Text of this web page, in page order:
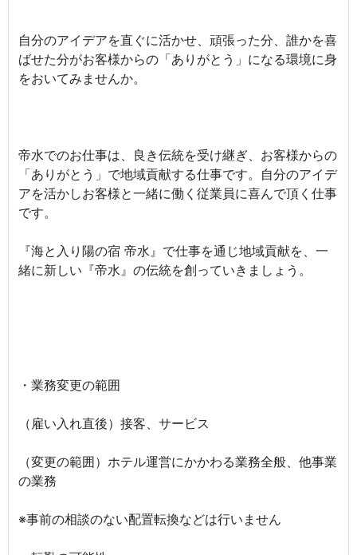
自分のアイデアを直ぐに活かせ、頑張った分、誰かを喜
ばせた分がお客様からの「ありがとう」になる環境に身
をおいてみませんか。
帝水でのお仕事は、良き伝統を受け継ぎ、お客様からの
「ありがとう」で地域貢献する仕事です。自分のアイデ
アを活かしお客様と一緒に働く従業員に喜んで頂く仕事
です。
『海と入り陽の宿 帝水』で仕事を通じ地域貢献を、一
緒に新しい『帝水』の伝統を創っていきましょう。
・業務変更の範囲
（雇い入れ直後）接客、サービス
（変更の範囲）ホテル運営にかかわる業務全般、他事業
の業務
※事前の相談のない配置転換などは行いません